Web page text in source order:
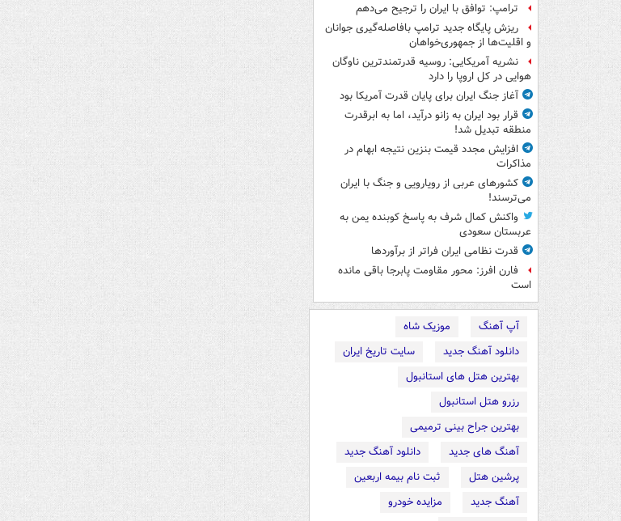
ترامپ: توافق با ایران را ترجیح می‌دهم
ریزش پایگاه جدید ترامپ بافاصله‌گیری جوانان
و اقلیت‌ها از جمهوری‌خواهان
نشریه آمریکایی: روسیه قدرتمندترین ناوگان
هوایی در کل اروپا را دارد
آغاز جنگ ایران برای پایان قدرت آمریکا بود
قرار بود ایران به زانو درآید، اما به ابرقدرت
منطقه تبدیل شد!
افزایش مجدد قیمت بنزین نتیجه ابهام در
مذاکرات
کشورهای عربی از رویارویی و جنگ با ایران
می‌ترسند!
واکنش کمال شرف به پاسخ کوبنده یمن به
عربستان سعودی
قدرت نظامی ایران فراتر از برآوردها
فارن افرز: محور مقاومت پابرجا باقی مانده
است
آپ آهنگ
موزیک شاه
دانلود آهنگ جدید
سایت تاریخ ایران
بهترین هتل های استانبول
رزرو هتل استانبول
بهترین جراح بینی ترمیمی
آهنگ های جدید
دانلود آهنگ جدید
پرشین هتل
ثبت نام بیمه اربعین
آهنگ جدید
مزایده خودرو